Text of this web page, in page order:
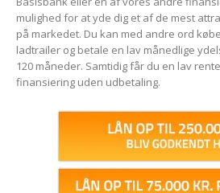
mulighed for at yde dig et af de mest
på markedet. Du kan med andre ord
ladtrailer og betale en lav månedlige
120 måneder. Samtidig får du en lav
finansiering uden udbetaling.